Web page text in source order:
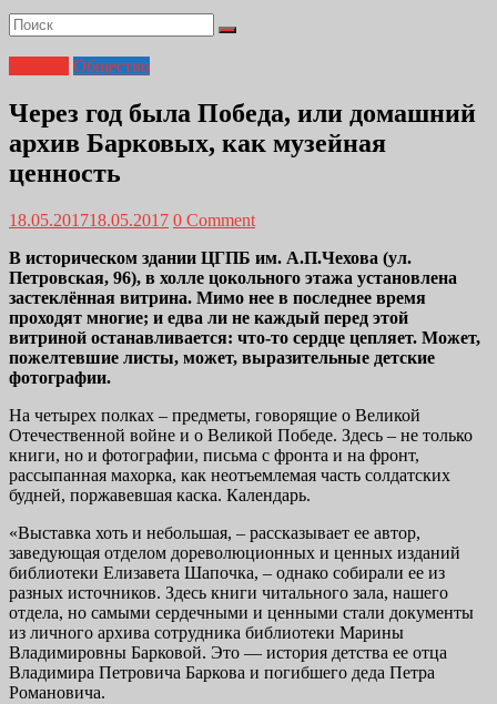
Общество
Через год была Победа, или домашний
архив Барковых, как музейная
ценность
18.05.201718.05.2017 0 Comment
В историческом здании ЦГПБ им. А.П.Чехова (ул.
Петровская, 96), в холле цокольного этажа установлена
застеклённая витрина. Мимо нее в последнее время
проходят многие; и едва ли не каждый перед этой
витриной останавливается: что-то сердце цепляет. Может,
пожелтевшие листы, может, выразительные детские
фотографии.
На четырех полках – предметы, говорящие о Великой
Отечественной войне и о Великой Победе. Здесь – не только
книги, но и фотографии, письма с фронта и на фронт,
рассыпанная махорка, как неотъемлемая часть солдатских
будней, поржавевшая каска. Календарь.
«Выставка хоть и небольшая, – рассказывает ее автор,
заведующая отделом дореволюционных и ценных изданий
библиотеки Елизавета Шапочка, – однако собирали ее из
разных источников. Здесь книги читального зала, нашего
отдела, но самыми сердечными и ценными стали документы
из личного архива сотрудника библиотеки Марины
Владимировны Барковой. Это — история детства ее отца
Владимира Петровича Баркова и погибшего деда Петра
Романовича.